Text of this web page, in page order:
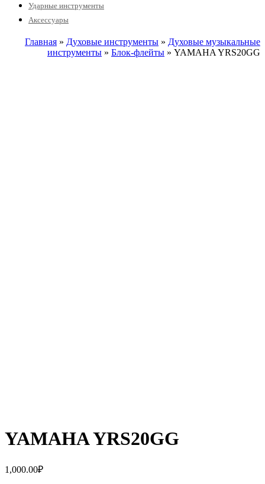
Ударные инструменты
Аксессуары
Главная » Духовые инструменты » Духовые музыкальные
инструменты » Блок-флейты » YAMAHA YRS20GG
YAMAHA YRS20GG
1,000.00₽